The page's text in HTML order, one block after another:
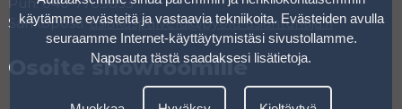
Sähköposti:asiakaspalvelu@pyora-asiantuntija.fi
Osoite showroomille
käytämme evästeitä ja vastaavia tekniikoita. Evästeiden avulla
seuraamme Internet-käyttäytymistäsi sivustollamme.
Napsauta tästä saadaksesi lisätietoja.